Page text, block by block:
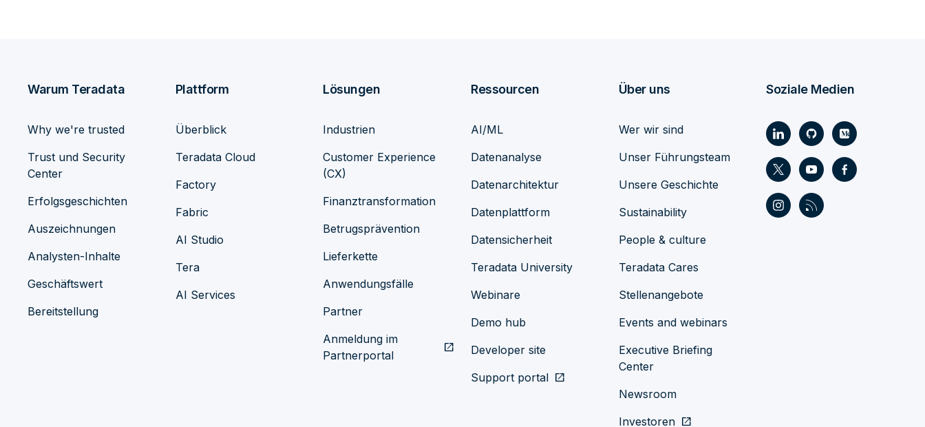
Warum Teradata
Why we're trusted
Trust und Security
Center
Erfolgsgeschichten
Auszeichnungen
Analysten-Inhalte
Geschäftswert
Bereitstellung
Plattform
Überblick
Teradata Cloud
Factory
Fabric
AI Studio
Tera
AI Services
Lösungen
Industrien
Customer Experience
(CX)
Finanztransformation
Betrugsprävention
Lieferkette
Anwendungsfälle
Partner
Anmeldung im
Partnerportal
open_in_new
Ressourcen
AI/ML
Datenanalyse
Datenarchitektur
Datenplattform
Datensicherheit
Teradata University
Webinare
Demo hub
Developer site
Support portal open_in_new
Über uns
Wer wir sind
Unser Führungsteam
Unsere Geschichte
Sustainability
People & culture
Teradata Cares
Stellenangebote
Events and webinars
Executive Briefing
Center
Newsroom
Investoren open_in_new
Soziale Medien